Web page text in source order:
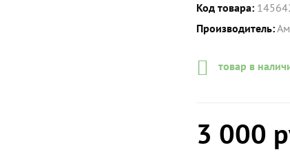
Код товара:
Производитель:
товар в
3 000